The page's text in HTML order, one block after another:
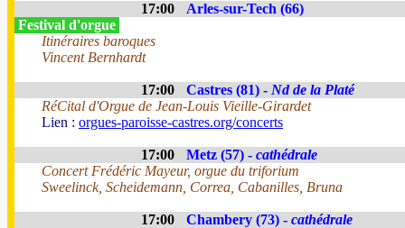
17:00
Arles-sur-Tech (66)
Festival d'orgue
Itinéraires baroques
Vincent Bernhardt
17:00 Castres (81) - Nd de la Platé
RéCital d'Orgue de Jean-Louis Vieille-Girardet
Lien : orgues-paroisse-castres.org/concerts
17:00 Metz (57) - cathédrale
Concert Frédéric Mayeur, orgue du triforium
Sweelinck, Scheidemann, Correa, Cabanilles, Bruna
17:00 Chambery (73) - cathédrale